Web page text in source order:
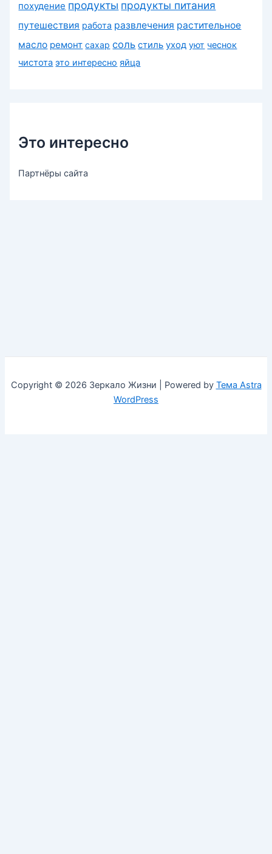
похудение продукты продукты питания
путешествия работа развлечения растительное
масло ремонт сахар соль стиль уход уют чеснок
чистота это интересно яйца
Это интересно
Партнёры сайта
Copyright © 2026 Зеркало Жизни | Powered by Тема Astra
WordPress